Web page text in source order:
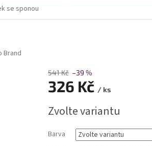
se sponou
Brand
541 Kč –39 %
326 Kč / ks
cena:
Zvolte variantu
Barva